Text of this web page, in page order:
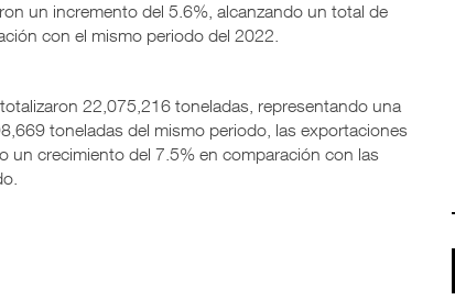
un incremento del 5.6%, alcanzando un total de
con el mismo periodo del 2022.
22,075,216 toneladas, representando una
toneladas del mismo periodo, las exportaciones
un crecimiento del 7.5% en comparación con las